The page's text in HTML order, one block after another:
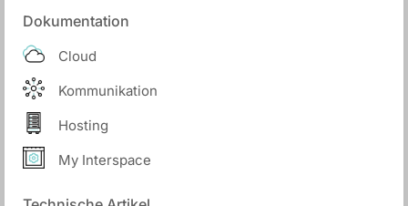
Dokumentation
Cloud
Kommunikation
Hosting
My Interspace